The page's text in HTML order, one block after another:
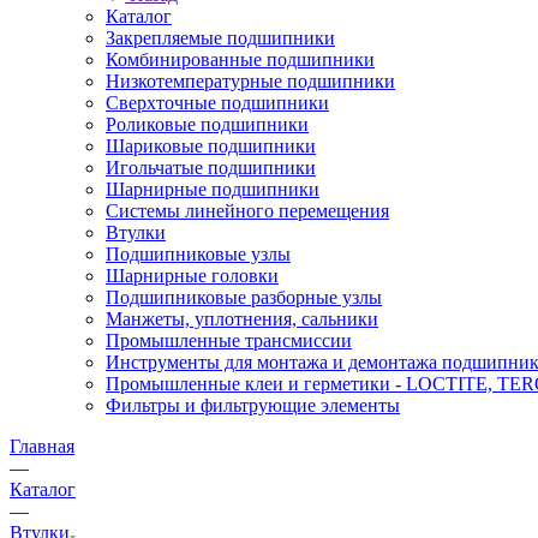
Каталог
Закрепляемые подшипники
Комбинированные подшипники
Низкотемпературные подшипники
Сверхточные подшипники
Роликовые подшипники
Шариковые подшипники
Игольчатые подшипники
Шарнирные подшипники
Системы линейного перемещения
Втулки
Подшипниковые узлы
Шарнирные головки
Подшипниковые разборные узлы
Манжеты, уплотнения, сальники
Промышленные трансмиссии
Инструменты для монтажа и демонтажа
Промышленные клеи и герметики - LOCTITE,
Фильтры и фильтрующие элементы
Главная
—
Каталог
—
Втулки